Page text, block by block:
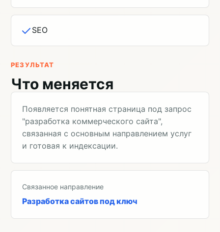
SEO
РЕЗУЛЬТАТ
Что меняется
Появляется понятная страница под запрос
"разработка коммерческого сайта",
связанная с основным направлением услуг
и готовая к индексации.
Связанное направление
Разработка сайтов под ключ